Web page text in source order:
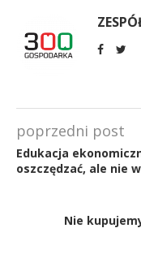
poprzedni post
Edukacja
oszczędzać, ale nie
Nie